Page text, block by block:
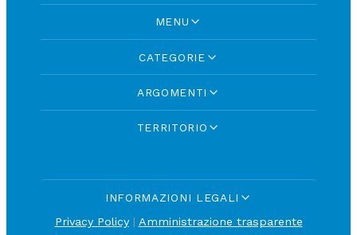
MENU
CATEGORIE
ARGOMENTI
TERRITORIO
INFORMAZIONI LEGALI
Privacy Policy| Amministrazione trasparente